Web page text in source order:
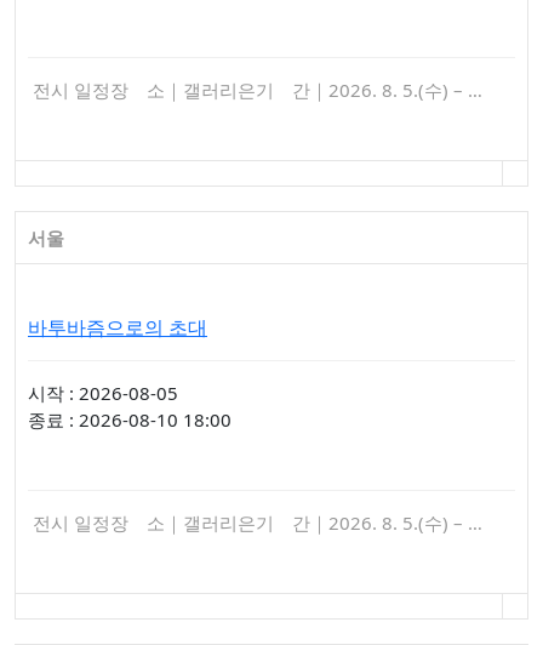
전시 일정장 소｜갤러리은기 간｜2026. 8. 5.(수) – …
서울
바투바즘으로의 초대
시작 : 2026-08-05
종료 : 2026-08-10 18:00
전시 일정장 소｜갤러리은기 간｜2026. 8. 5.(수) – …